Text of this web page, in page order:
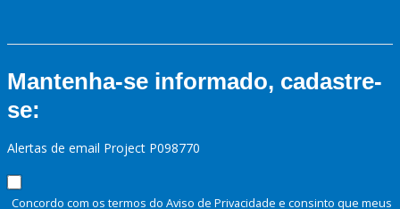
Mantenha-se informado, cadastre-
se:
Alertas de email Project P098770
Concordo com os termos do Aviso de Privacidade e consinto que meus